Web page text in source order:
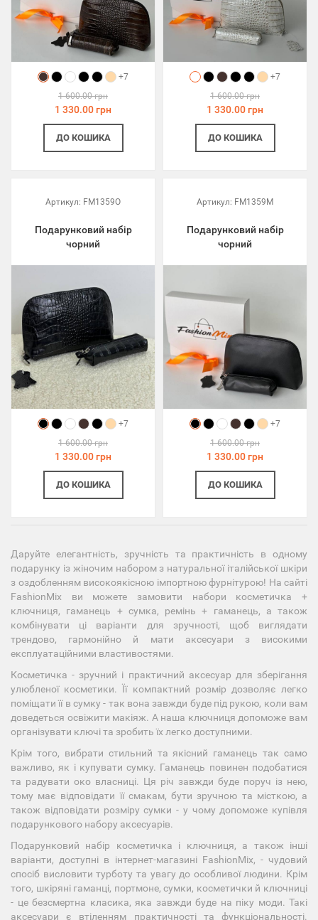
+7
1 600.00 грн
1 330.00 грн
ДО КОШИКА
+7
1 600.00 грн
1 330.00 грн
ДО КОШИКА
Артикул: FM1359O
Подарунковий набір
чорний
+7
1 600.00 грн
1 330.00 грн
ДО КОШИКА
Артикул: FM1359M
Подарунковий набір
чорний
+7
1 600.00 грн
1 330.00 грн
ДО КОШИКА
Даруйте елегантність, зручність та практичність в одному
подарунку із жіночим набором з натуральної італійської шкіри
з оздобленням високоякісною імпортною фурнітурою! На сайті
FashionMix ви можете замовити набори косметичка +
ключниця, гаманець + сумка, ремінь + гаманець, а також
комбінувати ці варіанти для зручності, щоб виглядати
трендово, гармонійно й мати аксесуари з високими
експлуатаційними властивостями.
Косметичка - зручний і практичний аксесуар для зберігання
улюбленої косметики. Її компактний розмір дозволяє легко
поміщати її в сумку - так вона завжди буде під рукою, коли вам
доведеться освіжити макіяж. А наша ключниця допоможе вам
організувати ключі та зробить їх легко доступними.
Крім того, вибрати стильний та якісний гаманець так само
важливо, як і купувати сумку. Гаманець повинен подобатися
та радувати око власниці. Ця річ завжди буде поруч із нею,
тому має відповідати її смакам, бути зручною та місткою, а
також відповідати розміру сумки - у чому допоможе купівля
подарункового набору аксесуарів.
Подарунковий набір косметичка і ключниця, а також інші
варіанти, доступні в інтернет-магазині FashionMix, - чудовий
спосіб висловити турботу та увагу до особливої людини. Крім
того, шкіряні гаманці, портмоне, сумки, косметички й ключниці
- це безсмертна класика, яка завжди буде на піку моди. Такі
аксесуари є втіленням практичності та функціональності.